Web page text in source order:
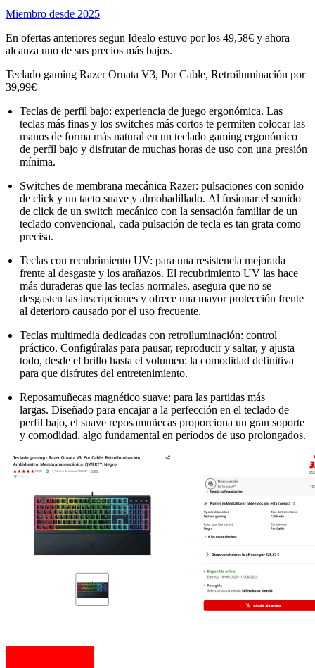
Miembro desde 2025
En ofertas anteriores segun Idealo estuvo por los 49,58€ y ahora
alcanza uno de sus precios más bajos.
Teclado gaming Razer Ornata V3, Por Cable, Retroiluminación por
39,99€
Teclas de perfil bajo: experiencia de juego ergonómica. Las
teclas más finas y los switches más cortos te permiten colocar las
manos de forma más natural en un teclado gaming ergonómico
de perfil bajo y disfrutar de muchas horas de uso con una presión
mínima.
Switches de membrana mecánica Razer: pulsaciones con sonido
de click y un tacto suave y almohadillado. Al fusionar el sonido
de click de un switch mecánico con la sensación familiar de un
teclado convencional, cada pulsación de tecla es tan grata como
precisa.
Teclas con recubrimiento UV: para una resistencia mejorada
frente al desgaste y los arañazos. El recubrimiento UV las hace
más duraderas que las teclas normales, asegura que no se
desgasten las inscripciones y ofrece una mayor protección frente
al deterioro causado por el uso frecuente.
Teclas multimedia dedicadas con retroiluminación: control
práctico. Configúralas para pausar, reproducir y saltar, y ajusta
todo, desde el brillo hasta el volumen: la comodidad definitiva
para que disfrutes del entretenimiento.
Reposamuñecas magnético suave: para las partidas más
largas. Diseñado para encajar a la perfección en el teclado de
perfil bajo, el suave reposamuñecas proporciona un gran soporte
y comodidad, algo fundamental en períodos de uso prolongados.